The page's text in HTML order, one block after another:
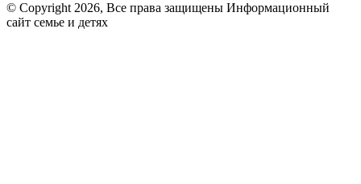
© Copyright 2026, Все права защищены Информационный
сайт семье и детях